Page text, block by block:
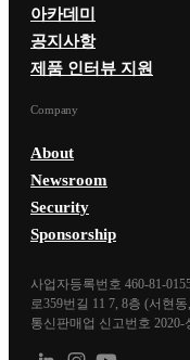
아카데미
공지사항
제품 인터뷰 지원
Company
About
Newsroom
Security
Sponsorship
사업자등록번호 460-81-
로359번길 11 7, 8층 (서현
통신판매업 신고번호 2020-